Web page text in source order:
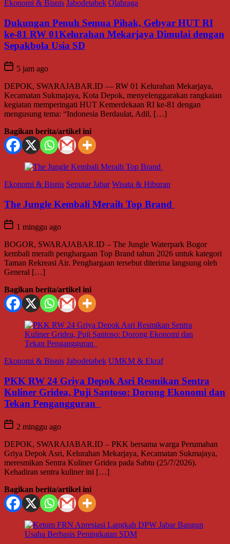
Ekonomi & Bisnis Jabodetabek Olahraga
Dukungan Penuh Semua Pihak, Gebyar HUT RI
ke-81 RW 01Kelurahan Mekarjaya Dimulai dengan
Sepakbola Usia SD
5 jam ago
DEPOK, SWARAJABAR.ID — RW 01 Kelurahan Mekarjaya,
Kecamatan Sukmajaya, Kota Depok, menyelenggarakan rangkaian
kegiatan memperingati HUT Kemerdekaan RI ke-81 dengan
mengusung tema: “Indonesia Berdaulat, Adil, […]
Bagikan berita/artikel ini
Ekonomi & Bisnis Seputar Jabar Wisata & Hiburan
The Jungle Kembali Meraih Top Brand
1 minggu ago
BOGOR, SWARAJABAR.ID – The Jungle Waterpark Bogor
kembali meraih penghargaan Top Brand tahun 2026 untuk kategori
Taman Rekreasi Air. Penghargaan tersebut diterima langsung oleh
General […]
Bagikan berita/artikel ini
Ekonomi & Bisnis Jabodetabek UMKM & Ekraf
PKK RW 24 Griya Depok Asri Resmikan Sentra
Kuliner Gridea, Puji Santoso: Dorong Ekonomi dan
Tekan Pengangguran
2 minggu ago
DEPOK, SWARAJABAR.ID – PKK bersama warga Perumahan
Griya Depok Asri, Kelurahan Mekarjaya, Kecamatan Sukmajaya,
meresmikan Sentra Kuliner Gridea pada Sabtu (25/7/2026).
Kehadiran sentra kuliner ini […]
Bagikan berita/artikel ini